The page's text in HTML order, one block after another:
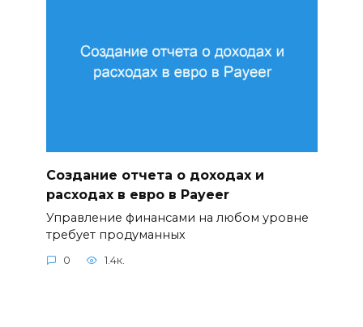
Создание отчета о доходах и
расходах в евро в Payeer
Управление финансами на любом уровне
требует продуманных
0 1.4к.